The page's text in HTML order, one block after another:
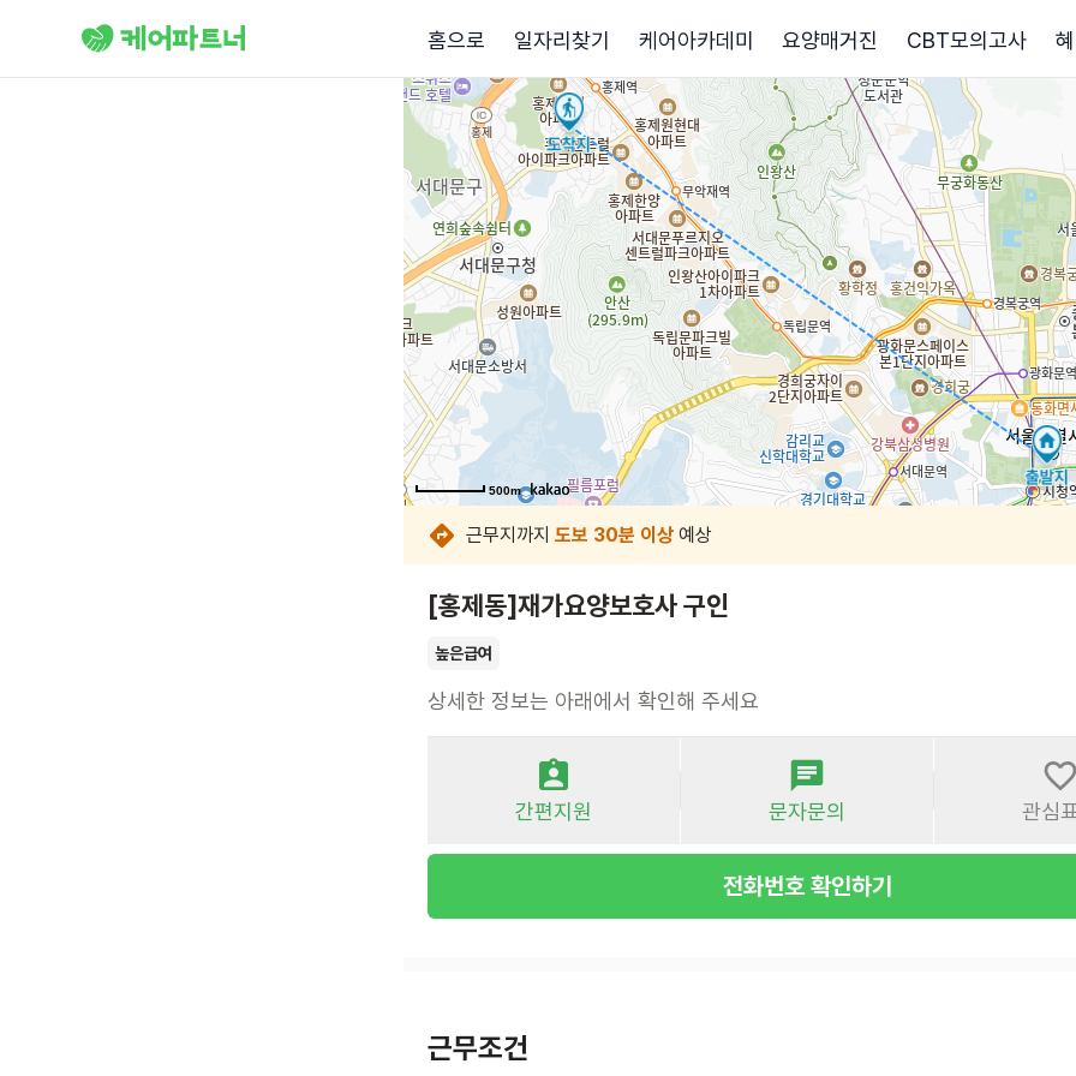
홈으로 일자리찾기 케어아카데미 요양매거진 CBT모의고사
500m
500m
500m
500m
500m
500m
500m
500m
근무지까지 도보 30분 이상 예상
[홍제동]재가요양보호사 구인
높은급여
상세한 정보는 아래에서 확인해 주세요
간편지원 문자문의 관심
전화번호 확인하기
근무조건